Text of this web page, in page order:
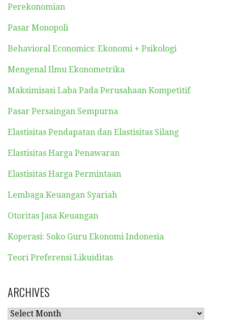
Perekonomian
Pasar Monopoli
Behavioral Economics: Ekonomi + Psikologi
Mengenal Ilmu Ekonometrika
Maksimisasi Laba Pada Perusahaan Kompetitif
Pasar Persaingan Sempurna
Elastisitas Pendapatan dan Elastisitas Silang
Elastisitas Harga Penawaran
Elastisitas Harga Permintaan
Lembaga Keuangan Syariah
Otoritas Jasa Keuangan
Koperasi: Soko Guru Ekonomi Indonesia
Teori Preferensi Likuiditas
ARCHIVES
ARCHIVES